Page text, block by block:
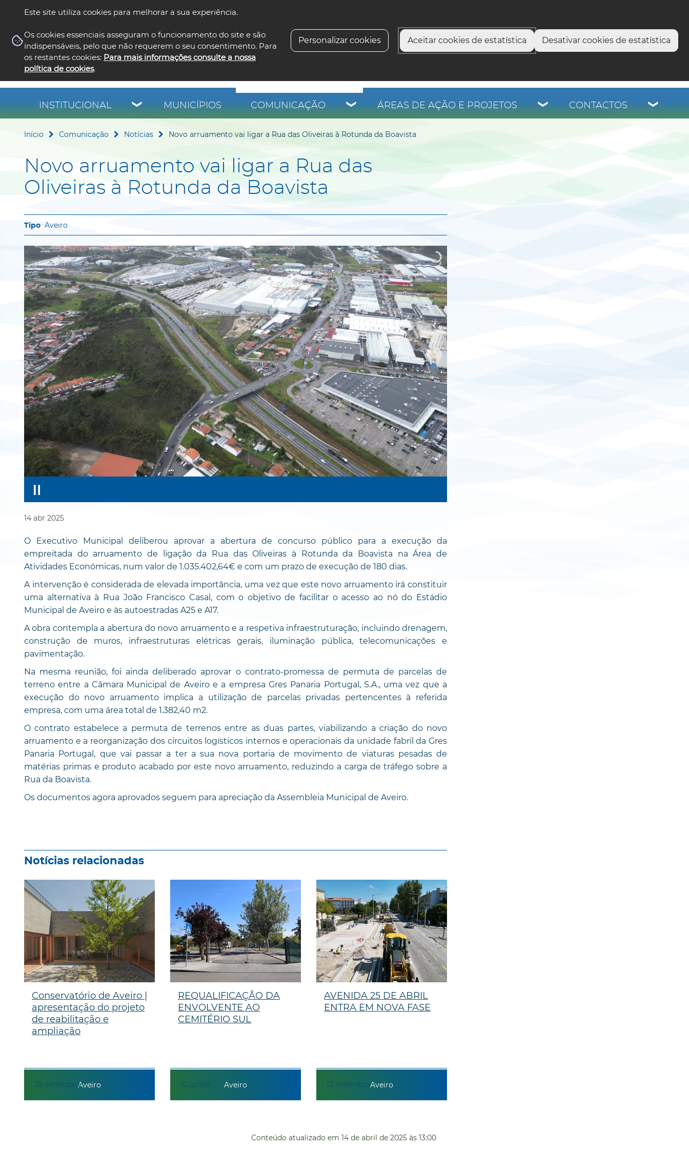
Este site utiliza cookies para melhorar a sua experiência.
Os cookies essenciais asseguram o funcionamento do site e são
indispensáveis, pelo que não requerem o seu consentimento. Para
os restantes cookies: Para mais informações consulte a nossa
política de cookies.
Personalizar cookies Aceitar cookies de estatística Desativar cookies de estatística
INSTITUCIONAL MUNICÍPIOS COMUNICAÇÃO ÁREAS DE AÇÃO E PROJETOS CONTACTOS
Início Comunicação Notícias Novo arruamento vai ligar a Rua das Oliveiras à Rotunda da Boavista
Novo arruamento vai ligar a Rua das
Oliveiras à Rotunda da Boavista
Aveiro
14 abr 2025
O Executivo Municipal deliberou aprovar a abertura de concurso público para a execução da
empreitada do arruamento de ligação da Rua das Oliveiras à Rotunda da Boavista na Área de
Atividades Económicas, num valor de 1.035.402,64€ e com um prazo de execução de 180 dias.
A intervenção é considerada de elevada importância, uma vez que este novo arruamento irá constituir
uma alternativa à Rua João Francisco Casal, com o objetivo de facilitar o acesso ao nó do Estádio
Municipal de Aveiro e às autoestradas A25 e A17.
A obra contempla a abertura do novo arruamento e a respetiva infraestruturação, incluindo drenagem,
construção de muros, infraestruturas elétricas gerais, iluminação pública, telecomunicações e
pavimentação.
Na mesma reunião, foi ainda deliberado aprovar o contrato-promessa de permuta de parcelas de
terreno entre a Câmara Municipal de Aveiro e a empresa Gres Panaria Portugal, S.A., uma vez que a
execução do novo arruamento implica a utilização de parcelas privadas pertencentes à referida
empresa, com uma área total de 1.382,40 m2.
O contrato estabelece a permuta de terrenos entre as duas partes, viabilizando a criação do novo
arruamento e a reorganização dos circuitos logísticos internos e operacionais da unidade fabril da Gres
Panaria Portugal, que vai passar a ter a sua nova portaria de movimento de viaturas pesadas de
matérias primas e produto acabado por este novo arruamento, reduzindo a carga de tráfego sobre a
Rua da Boavista.
Os documentos agora aprovados seguem para apreciação da Assembleia Municipal de Aveiro.
Notícias relacionadas
29 setembro
Conservatório de Aveiro |
apresentação do projeto
de reabilitação e
ampliação
Aveiro 10 junho
REQUALIFICAÇÃO DA
ENVOLVENTE AO
CEMITÉRIO SUL
Aveiro 12 setembro
AVENIDA 25 DE ABRIL
ENTRA EM NOVA FASE
Aveiro
Conteúdo atualizado em 14 de abril de 2025 às 13:00